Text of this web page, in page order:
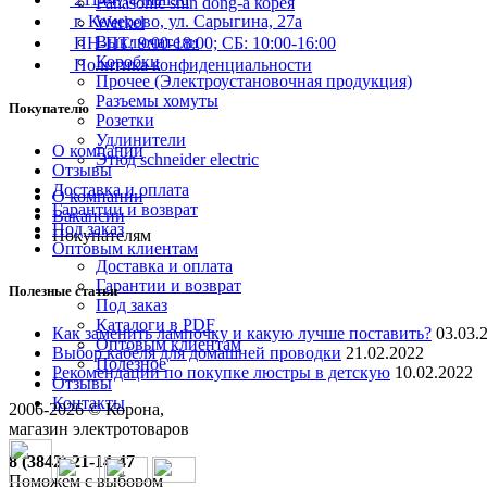
Werkel
Выключатели
Коробки
Прочее (Электроустановочная продукция)
Разъемы хомуты
Розетки
Удлинители
Этюд schneider electric
О компании
Вакансии
Покупателям
Доставка и оплата
Гарантии и возврат
Под заказ
Каталоги в PDF
Оптовым клиентам
Полезное
Отзывы
Контакты
8 (3842) 21-14-47
Поможем с выбором
г. Кемерово, ул. Сарыгина, 27а
ПН-ПТ: 9:00-18:00; СБ: 10:00-16:00
Политика конфиденциальности
Покупателю
О компании
Отзывы
Доставка и оплата
Гарантии и возврат
Под заказ
Оптовым клиентам
Полезные статьи
Как заменить лампочку и какую лучше поставить?
Выбор кабеля для домашней проводки 21.02.2022
Рекомендации по покупке люстры в детскую 10.02.2022
2006-2026© Корона,
магазин электротоваров